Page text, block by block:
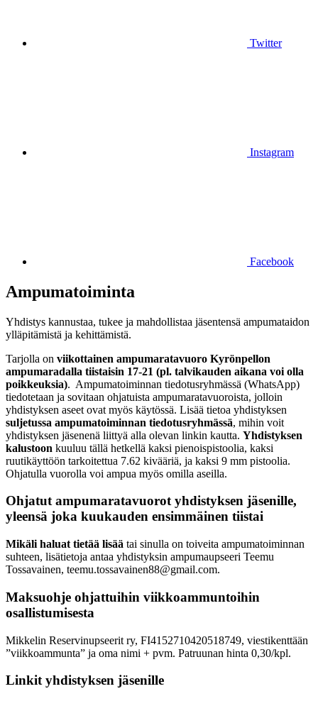
Twitter
Instagram
Facebook
Ampumatoiminta
Yhdistys kannustaa, tukee ja mahdollistaa jäsentensä ampumataidon
ylläpitämistä ja kehittämistä.
Tarjolla on viikottainen ampumaratavuoro Kyrönpellon
ampumaradalla tiistaisin 17-21 (pl. talvikauden aikana voi olla
poikkeuksia). Ampumatoiminnan tiedotusryhmässä (WhatsApp)
tiedotetaan ja sovitaan ohjatuista ampumaratavuoroista, jolloin
yhdistyksen aseet ovat myös käytössä. Lisää tietoa yhdistyksen
suljetussa ampumatoiminnan tiedotusryhmässä, mihin voit
yhdistyksen jäsenenä liittyä alla olevan linkin kautta. Yhdistyksen
kalustoon kuuluu tällä hetkellä kaksi pienoispistoolia, kaksi
ruutikäyttöön tarkoitettua 7.62 kivääriä, ja kaksi 9 mm pistoolia.
Ohjatulla vuorolla voi ampua myös omilla aseilla.
Ohjatut ampumaratavuorot yhdistyksen jäsenille,
yleensä joka kuukauden ensimmäinen tiistai
Mikäli haluat tietää lisää tai sinulla on toiveita ampumatoiminnan
suhteen, lisätietoja antaa yhdistyksin ampumaupseeri Teemu
Tossavainen, teemu.tossavainen88@gmail.com.
Maksuohje ohjattuihin viikkoammuntoihin
osallistumisesta
Mikkelin Reservinupseerit ry, FI4152710420518749, viestikenttään
”viikkoammunta” ja oma nimi + pvm. Patruunan hinta 0,30/kpl.
Linkit yhdistyksen jäsenille